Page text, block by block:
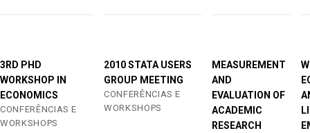
3RD PHD
WORKSHOP IN
ECONOMICS
CONFERÊNCIAS E
WORKSHOPS
2010 STATA USERS
GROUP MEETING
CONFERÊNCIAS E
WORKSHOPS
MEASUREMENT
AND
EVALUATION OF
ACADEMIC
RESEARCH